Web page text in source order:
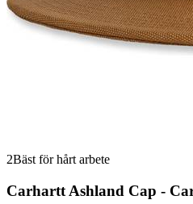
2Bäst för hårt arbete
Carhartt Ashland Cap -